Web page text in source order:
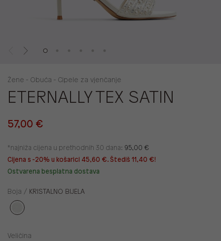
Žene - Obuća - Cipele za vjenčanje
ETERNALLY TEX SATIN
57,00 €
*najniža cijena u prethodnih 30 dana: 95,00 €
Cijena s -20% u košarici 45,60 €. Štediš 11,40 €!
Ostvarena besplatna dostava
Boja / KRISTALNO BIJELA
Veličina